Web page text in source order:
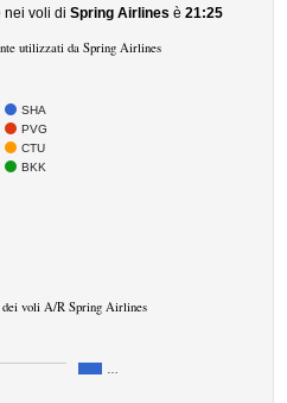
nei voli diSpring Airlines è21:25
utilizzati da Spring Airlines
SHA
PVG
CTU
BKK
voli A/R Spring Airlines